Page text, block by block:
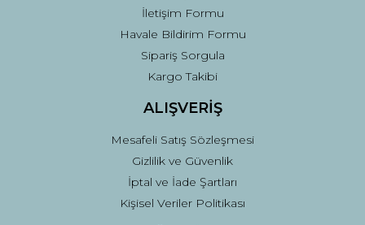
İletişim Formu
Havale Bildirim Formu
Sipariş Sorgula
Kargo Takibi
ALIŞVERİŞ
Mesafeli Satış Sözleşmesi
Gizlilik ve Güvenlik
İptal ve İade Şartları
Kişisel Veriler Politikası